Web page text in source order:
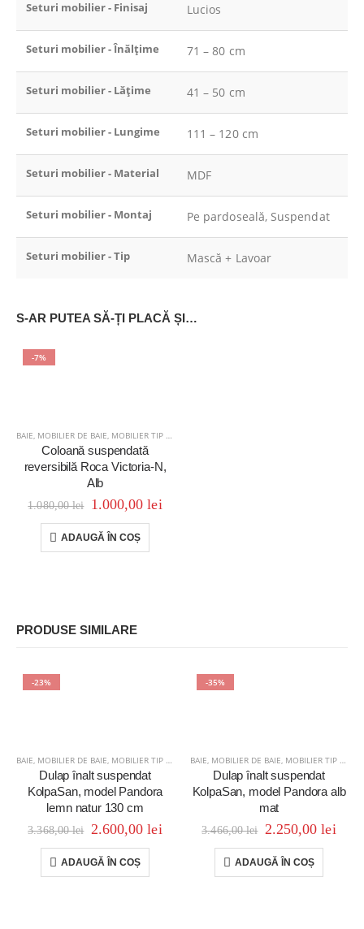
Seturi mobilier - Finisaj Lucios
Seturi mobilier - Înălțime 71 – 80 cm
Seturi mobilier - Lățime 41 – 50 cm
Seturi mobilier - Lungime 111 – 120 cm
Seturi mobilier - Material MDF
Seturi mobilier - Montaj Pe pardoseală, Suspendat
Seturi mobilier - Tip Mască + Lavoar
S-AR PUTEA SĂ-ȚI PLACĂ ȘI…
-7%
BAIE MOBILIER DE BAIE MOBILIER TIP COLOANĂ
Coloană suspendată
reversibilă Roca Victoria-N,
Alb
1.080,00lei 1.000,00lei
ADAUGĂ ÎN COȘ
PRODUSE SIMILARE
-23%
BAIE MOBILIER DE BAIE MOBILIER TIP COLOANĂ
Dulap înalt suspendat
KolpaSan, model Pandora
lemn natur 130 cm
3.368,00lei 2.600,00lei
ADAUGĂ ÎN COȘ
-35%
BAIE MOBILIER DE BAIE MOBILIER TIP COLOANĂ
Dulap înalt suspendat
KolpaSan, model Pandora alb
mat
3.466,00lei 2.250,00lei
ADAUGĂ ÎN COȘ